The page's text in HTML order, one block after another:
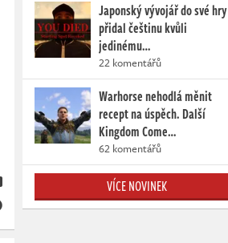
Japonský vývojář do své hry
přidal češtinu kvůli
jedinému…
22 komentářů
Warhorse nehodlá měnit
recept na úspěch. Další
Kingdom Come…
62 komentářů
VÍCE NOVINEK